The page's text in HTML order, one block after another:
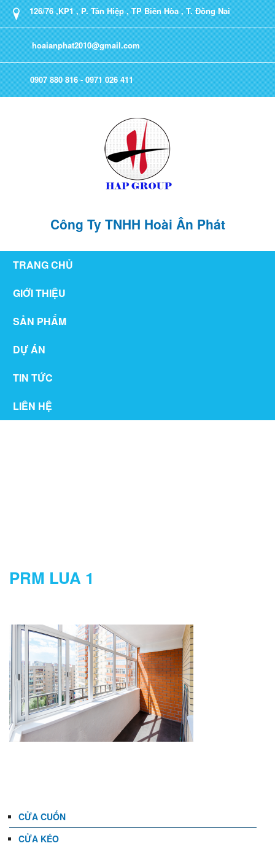
126/76 ,KP1 , P. Tân Hiệp , TP Biên Hòa , T. Đồng Nai
hoaianphat2010@gmail.com
0907 880 816 - 0971 026 411
Công Ty TNHH Hoài Ân Phát
TRANG CHỦ
GIỚI THIỆU
SẢN PHẨM
DỰ ÁN
TIN TỨC
LIÊN HỆ
PRM LUA 1
CỬA CUỐN
CỬA KÉO